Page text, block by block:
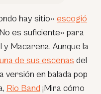
hay sitio» escogió
es suficiente» para
Macarena. Aunque la
de sus escenas del
versión en balada pop
Rio Band ¡Mira cómo